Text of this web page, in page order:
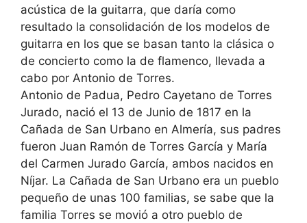
acústica de la guitarra, que daría como
resultado la consolidación de los modelos de
guitarra en los que se basan tanto la clásica o
de concierto como la de flamenco, llevada a
cabo por Antonio de Torres.
Antonio de Padua, Pedro Cayetano de Torres
Jurado, nació el 13 de Junio de 1817 en la
Cañada de San Urbano en Almería, sus padres
fueron Juan Ramón de Torres García y María
del Carmen Jurado García, ambos nacidos en
Níjar. La Cañada de San Urbano era un pueblo
pequeño de unas 100 familias, se sabe que la
familia Torres se movió a otro pueblo de